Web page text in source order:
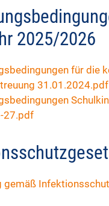
2025/2026
für die
31.01.2024.pdf
27.pdf
gemäß